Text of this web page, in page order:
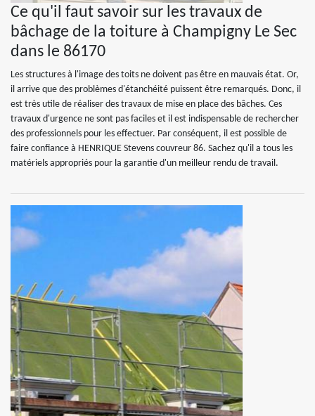
Ce qu'il faut savoir sur les travaux de
bâchage de la toiture à Champigny Le Sec
dans le 86170
Les structures à l'image des toits ne doivent pas être en mauvais état. Or,
il arrive que des problèmes d'étanchéité puissent être remarqués. Donc, il
est très utile de réaliser des travaux de mise en place des bâches. Ces
travaux d'urgence ne sont pas faciles et il est indispensable de rechercher
des professionnels pour les effectuer. Par conséquent, il est possible de
faire confiance à HENRIQUE Stevens couvreur 86. Sachez qu'il a tous les
matériels appropriés pour la garantie d'un meilleur rendu de travail.